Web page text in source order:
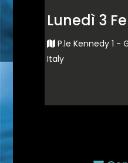
Lunedì 3
P.le Kennedy 1 -
Italy